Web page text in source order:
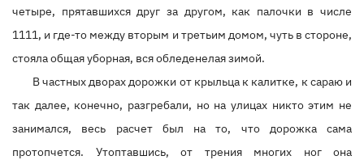
четыре, прятавшихся друг за другом, как палочки в числе
1111, и где-то между вторым и третьим домом, чуть в стороне,
стояла общая уборная, вся обледенелая зимой.
В частных дворах дорожки от крыльца к калитке, к сараю и
так далее, конечно, разгребали, но на улицах никто этим не
занимался, весь расчет был на то, что дорожка сама
протопчется. Утоптавшись, от трения многих ног она